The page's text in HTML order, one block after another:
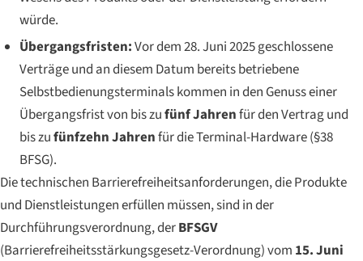
würde.
Übergangsfristen:Vor dem 28. Juni 2025 geschlossene
Verträge und an diesem Datum bereits betriebene
Selbstbedienungsterminals kommen in den Genuss einer
Übergangsfrist von bis zufünf Jahrenfür den Vertrag und
bis zufünfzehn Jahrenfür die Terminal-Hardware (§38
BFSG).
Die technischen Barrierefreiheitsanforderungen, die Produkte
und Dienstleistungen erfüllen müssen, sind in der
Durchführungsverordnung, derBFSGV
(Barrierefreiheitsstärkungsgesetz-Verordnung) vom 15. Juni